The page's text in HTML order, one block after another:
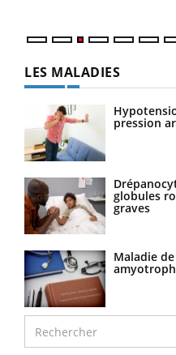
LES MALADIES
pression
globules
graves
Maladie